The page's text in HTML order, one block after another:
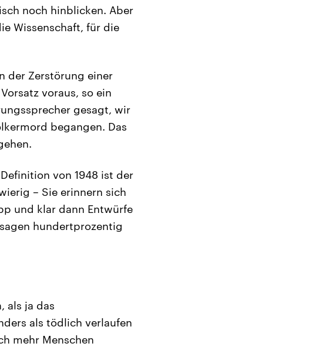
noch hinblicken. Aber
Wissenschaft, für die
der Zerstörung einer
voraus, so ein
gesagt, wir
begangen. Das
von 1948 ist der
– Sie erinnern sich
und klar dann Entwürfe
hundertprozentig
als ja das
als tödlich verlaufen
mehr Menschen